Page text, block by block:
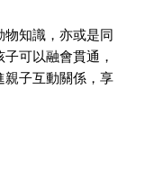
知識，亦或是同
可以融會貫通，
親子互動關係，享